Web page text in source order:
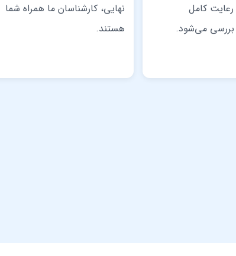
رعایت کامل
می‌شود.
نهایی، کارشناسان ما همراه شما
هستند.